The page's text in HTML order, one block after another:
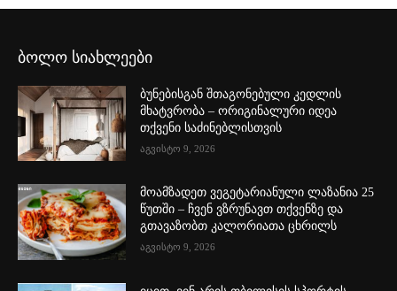
ბოლო სიახლეები
ბუნებისგან შთაგონებული კედლის
მხატვრობა – ორიგინალური იდეა
თქვენი საძინებლისთვის
აგვისტო 9, 2026
მოამზადეთ ვეგეტარიანული ლაზანია 25
წუთში – ჩვენ ვზრუნავთ თქვენზე და
გთავაზობთ კალორიათა ცხრილს
აგვისტო 9, 2026